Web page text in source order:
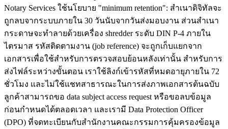
Notary Services ใช้นโยบาย "minimum retention": สำเนาดิจิทัลจะ
ถูกลบจากระบบภายใน 30 วันนับจากวันส่งมอบงาน ส่วนสำเนา
กระดาษจะทำลายด้วยเครื่อง shredder ระดับ DIN P-4 ภายใน
ไตรมาส รหัสติดตามงาน (job reference) จะถูกเก็บแยกจาก
เอกสารเพื่อใช้สำหรับการตรวจสอบย้อนหลังเท่านั้น สำหรับการ
ส่งไฟล์ระหว่างขั้นตอน เราใช้ลิงก์เข้ารหัสที่หมดอายุภายใน 72
ชั่วโมง และไม่ใช้แชทสาธารณะในการส่งภาพเอกสารต้นฉบับ
ลูกค้าสามารถขอ data subject access request หรือขอลบข้อมูล
ก่อนกำหนดได้ตลอดเวลา และเรามี Data Protection Officer
(DPO) ที่จดทะเบียนกับสำนักงานคณะกรรมการคุ้มครองข้อมูล